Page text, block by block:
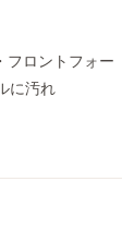
ロントフォー
に汚れ